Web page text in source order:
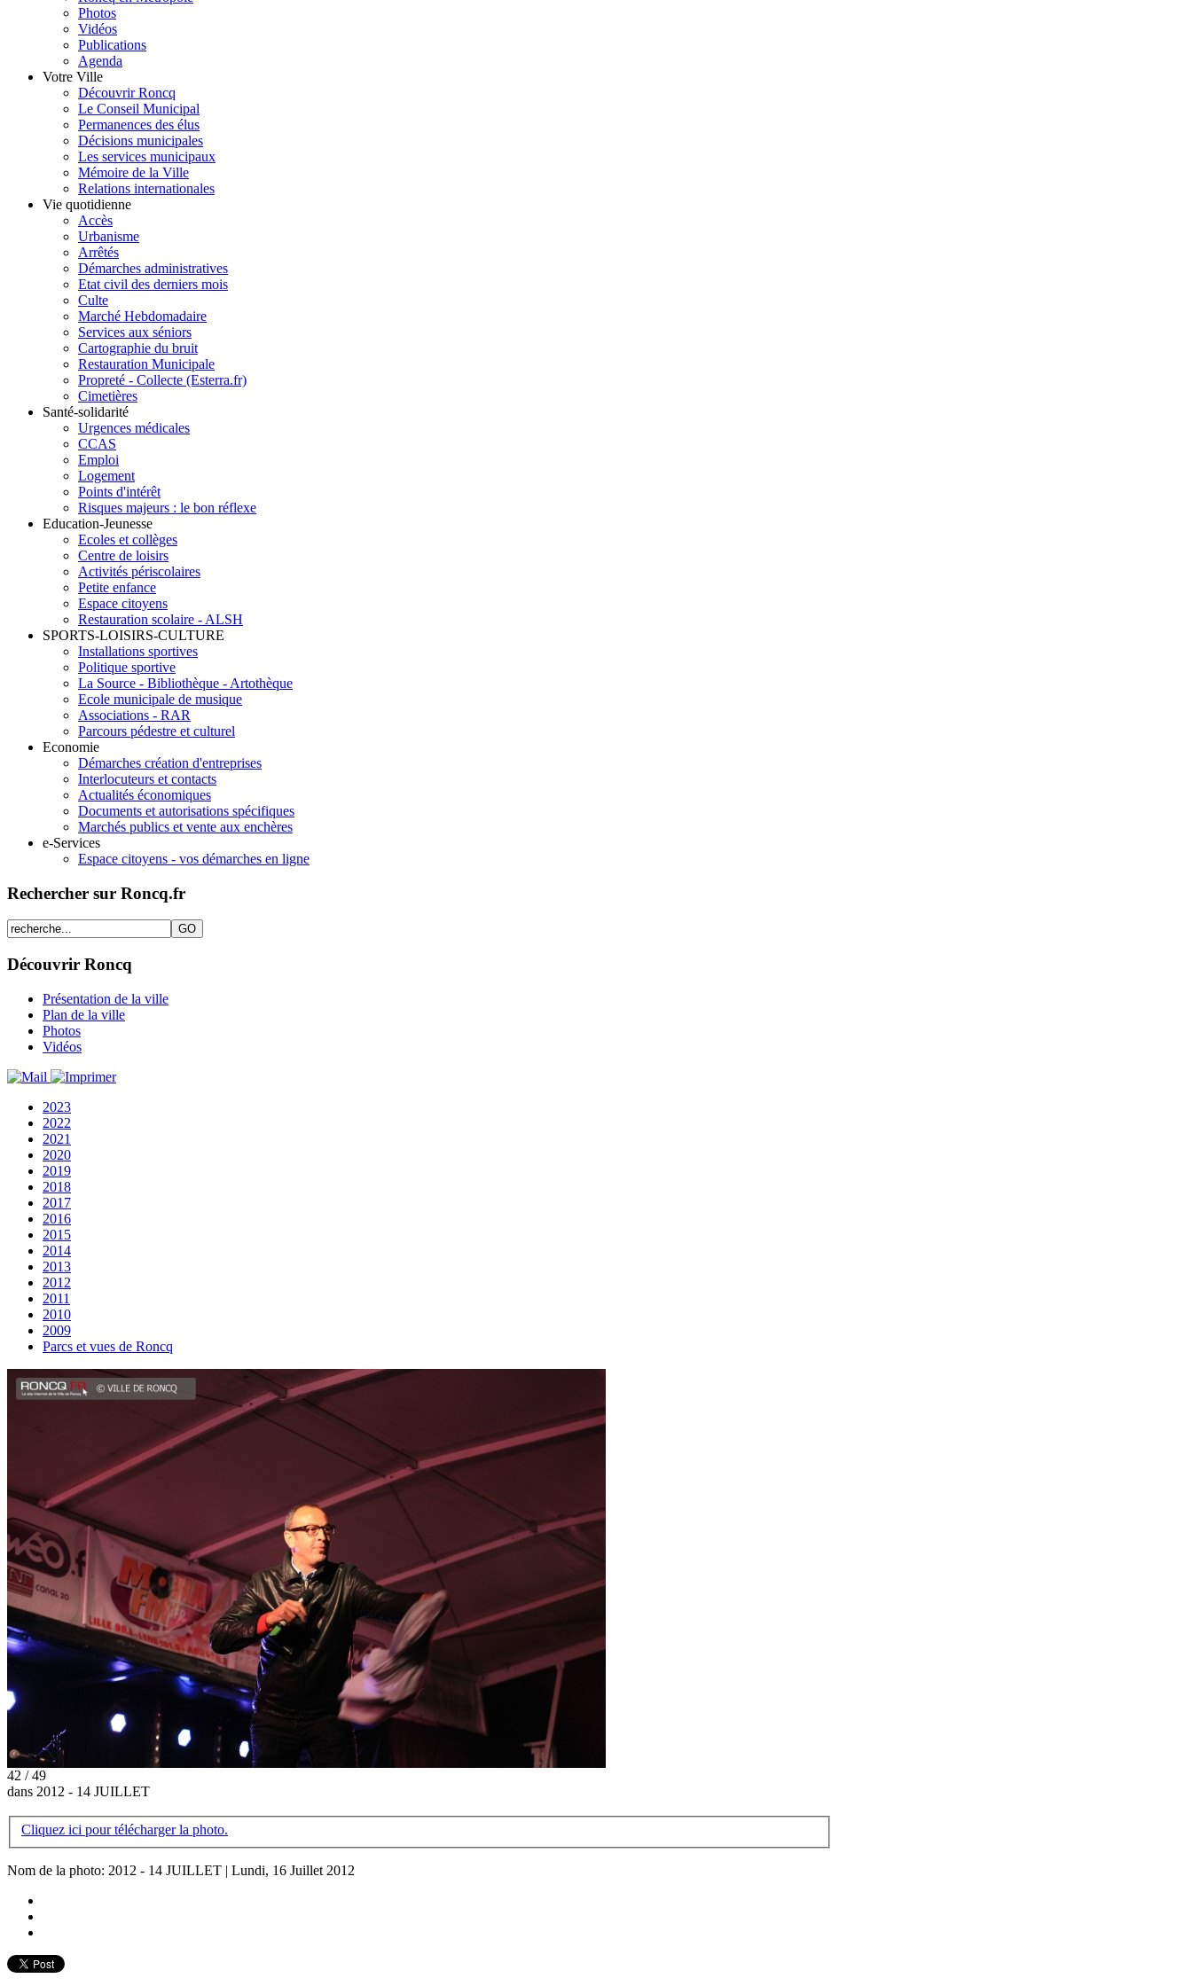
Photos
Vidéos
Publications
Agenda
Votre Ville
Découvrir Roncq
Le Conseil Municipal
Permanences des élus
Décisions municipales
Les services municipaux
Mémoire de la Ville
Relations internationales
Vie quotidienne
Accès
Urbanisme
Arrêtés
Démarches administratives
Etat civil des derniers mois
Culte
Marché Hebdomadaire
Services aux séniors
Cartographie du bruit
Restauration Municipale
Propreté - Collecte (Esterra.fr)
Cimetières
Santé-solidarité
Urgences médicales
CCAS
Emploi
Logement
Points d'intérêt
Risques majeurs : le bon réflexe
Education-Jeunesse
Ecoles et collèges
Centre de loisirs
Activités périscolaires
Petite enfance
Espace citoyens
Restauration scolaire - ALSH
SPORTS-LOISIRS-CULTURE
Installations sportives
Politique sportive
La Source - Bibliothèque - Artothèque
Ecole municipale de musique
Associations - RAR
Parcours pédestre et culturel
Economie
Démarches création d'entreprises
Interlocuteurs et contacts
Actualités économiques
Documents et autorisations spécifiques
Marchés publics et vente aux enchères
e-Services
Espace citoyens - vos démarches en ligne
Rechercher sur Roncq.fr
Découvrir Roncq
Présentation de la ville
Plan de la ville
Photos
Vidéos
2023
2022
2021
2020
2019
2018
2017
2016
2015
2014
2013
2012
2011
2010
2009
Parcs et vues de Roncq
42 / 49
dans 2012 - 14 JUILLET
Cliquez ici pour télécharger la photo.
Nom de la photo: 2012 - 14 JUILLET | Lundi, 16 Juillet 2012